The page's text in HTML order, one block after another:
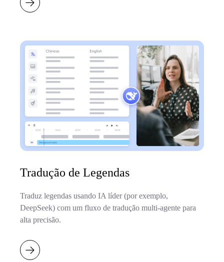
Tradução de Legendas
Traduz legendas usando IA líder (por exemplo,
DeepSeek) com um fluxo de tradução multi-agente para
alta precisão.